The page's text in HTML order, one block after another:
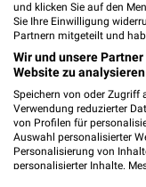
Hans-
68163
Heute
480,59
und klicken Sie auf den
Sie Ihre Einwilligung
Partnern mitgeteilt und
Wir und unsere
Website zu
Speichern von oder Zugriff
Verwendung reduzierter
von Profilen für
Auswahl personalisierter
Personalisierung von
personalisierter Inhalte.